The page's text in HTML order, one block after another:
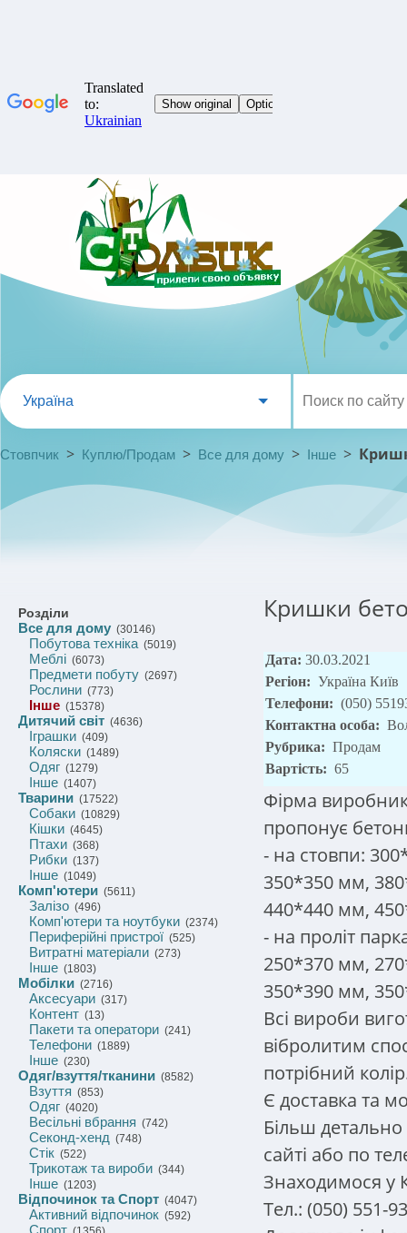
Україна
Стовпчик > Куплю/Продам > Все для дому > Інше >
Розділи
Все для дому (30146)
Побутова техніка(5019)
Меблі (6073)
Предмети побуту (2697)
Рослини (773)
Інше (15378)
Дитячий світ (4636)
Іграшки (409)
Коляски (1489)
Одяг (1279)
Інше (1407)
Тварини (17522)
Собаки (10829)
Кішки (4645)
Птахи (368)
Рибки (137)
Інше (1049)
Комп'ютери (5611)
Залізо (496)
Комп'ютери та ноутбуки (2374)
Периферійні пристрої (525)
Витратні матеріали (273)
Інше (1803)
Мобілки (2716)
Аксесуари (317)
Контент (13)
Пакети та оператори (241)
Телефони (1889)
Інше (230)
Одяг/взуття/тканини (8582)
Взуття (853)
Одяг (4020)
Весільні вбрання (742)
Секонд-хенд (748)
Стік (522)
Трикотаж та вироби (344)
Інше (1203)
Відпочинок та Спорт (4047)
Активний відпочинок (592)
Спорт
Кришки
Дата: 30.03.2021
Регіон: Україна Київ
Телефони: (050)
Контактна особа:
Рубрика: Продам
Вартість: 65
Фірма
пропонує
- на стовпи:
350*350 мм,
440*440 мм,
- на проліт
250*370 мм,
350*390 мм,
Всі вироби
вібролитим
потрібний
Є доставка та
Більш
сайті або по
Знаходимося у
Тел.: (050) 551-